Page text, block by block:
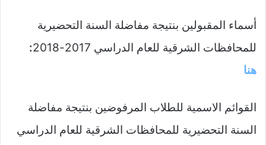
أسماء المقبولين بنتيجة مفاضلة السنة التحضيرية
للمحافظات الشرقية للعام الدراسي 2017-2018
:
هنا
القوائم الاسمية للطلاب المرفوضين بنتيجة مفاضلة
السنة التحضيرية للمحافظات الشرقية للعام الدراسي